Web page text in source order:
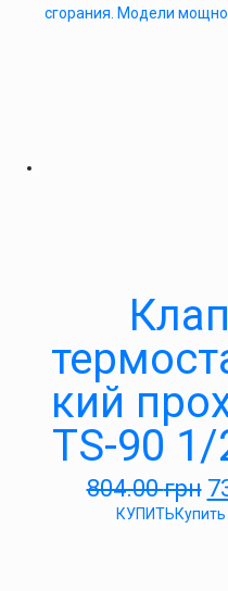
сгорания. Модели
кий
TS-90 1/
804.00грн
КУПИТЬ